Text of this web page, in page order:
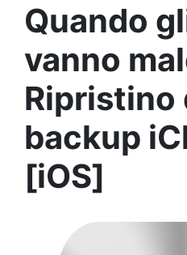
Quando
vanno
Ripristino
backup
[iOS]